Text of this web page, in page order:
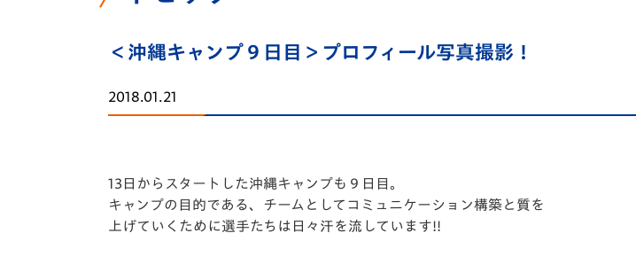
選手プロフィール
マスコット紹介
フォトギャラリー
Revive Team
V-EXPRESS（ユニフ
＜沖縄キャンプ９日目＞プロフィール写真撮影！
2018.01.21
13日からスタートした沖縄キャンプも９日目。
キャンプの目的である、チームとしてコミュニケーション構築と質を
上げていくために選手たちは日々汗を流しています!!